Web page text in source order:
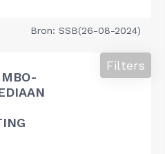
Bron: SSB(26-08-2024)
Filters